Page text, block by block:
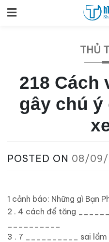
to
THỦ
218 Cách
gây chú
POSTED ON 08/
1 cảnh báo: Những gì Bạn
2 . 4 cách để tăng
3 . 7 __________ sai